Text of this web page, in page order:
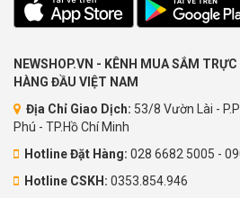
NEWSHOP.VN - KÊNH MUA SẮM
HÀNG ĐẦU VIỆT NAM
Địa Chỉ Giao Dịch: 53/8 Vườn Lài -
Phú - TP.Hồ Chí Minh
Hotline Đặt Hàng: 028 6682 5005 -
Hotline CSKH: 0353.854.946